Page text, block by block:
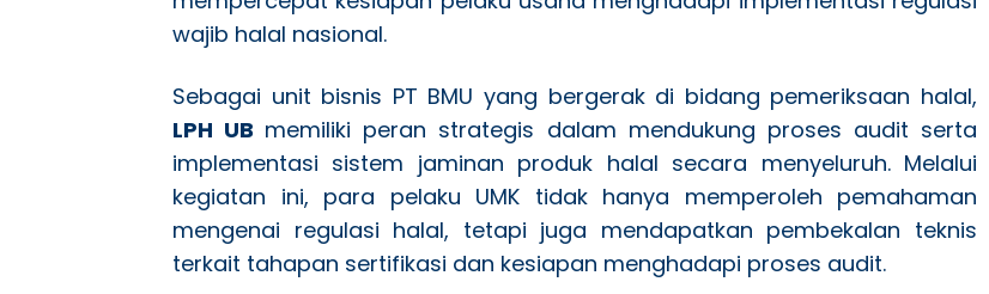
wajib halal nasional.
Sebagai unit bisnis PT BMU yang bergerak di bidang pemeriksaan halal,
LPH UB memiliki peran strategis dalam mendukung proses audit serta
implementasi sistem jaminan produk halal secara menyeluruh. Melalui
kegiatan ini, para pelaku UMK tidak hanya memperoleh pemahaman
mengenai regulasi halal, tetapi juga mendapatkan pembekalan teknis
terkait tahapan sertifikasi dan kesiapan menghadapi proses audit.